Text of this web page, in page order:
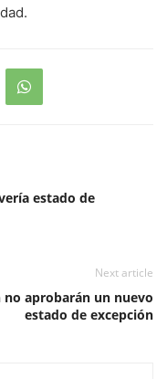
estado de
Next article
aprobarán un nuevo
estado de excepción